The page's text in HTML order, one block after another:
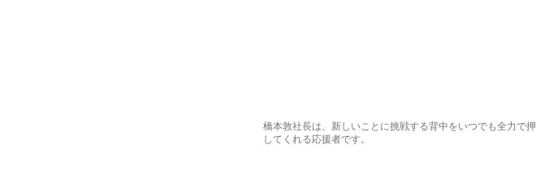
橋本敦社長は、新しいことに挑戦する背中をいつでも全力で押
してくれる応援者です。